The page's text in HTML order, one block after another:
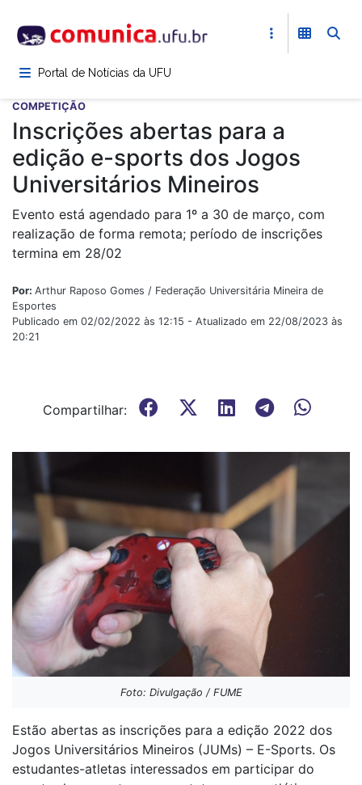
para
conteúdoPortal de Notícias da UFU
COMPETIÇÃO
Inscrições abertas para a
edição e-sports dos Jogos
Universitários Mineiros
Evento está agendado para 1º a 30 de março, com
realização de forma remota; período de inscrições
termina em 28/02
Por: Arthur Raposo Gomes / Federação Universitária Mineira de
Esportes
Publicado em 02/02/2022 às 12:15 - Atualizado em 22/08/2023 às
20:21
Compartilhar:
Foto: Divulgação / FUME
Estão abertas as inscrições para a edição 2022 dos
Jogos Universitários Mineiros (JUMs) – E-Sports. Os
estudantes-atletas interessados em participar do